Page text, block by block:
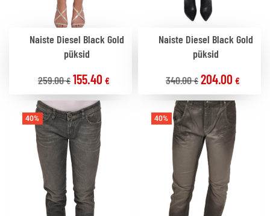
Naiste Diesel Black Gold
püksid
259.00€ 155.40 €
Naiste Diesel Black Gold
püksid
340.00€ 204.00 €
40% 40%